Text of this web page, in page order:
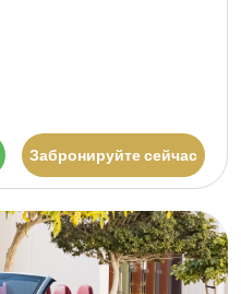
Забронируйте сейчас